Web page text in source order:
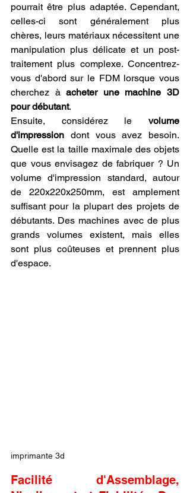
pourrait être plus adaptée. Cependant,
celles-ci sont généralement plus
chères, leurs matériaux nécessitent une
manipulation plus délicate et un post-
traitement plus complexe. Concentrez-
vous d'abord sur le FDM lorsque vous
cherchez à acheter une machine 3D
pour débutant.
Ensuite, considérez le volume
d'impression dont vous avez besoin.
Quelle est la taille maximale des objets
que vous envisagez de fabriquer ? Un
volume d'impression standard, autour
de 220x220x250mm, est amplement
suffisant pour la plupart des projets de
débutants. Des machines avec de plus
grands volumes existent, mais elles
sont plus coûteuses et prennent plus
d'espace.
imprimante 3d
Facilité d'Assemblage,